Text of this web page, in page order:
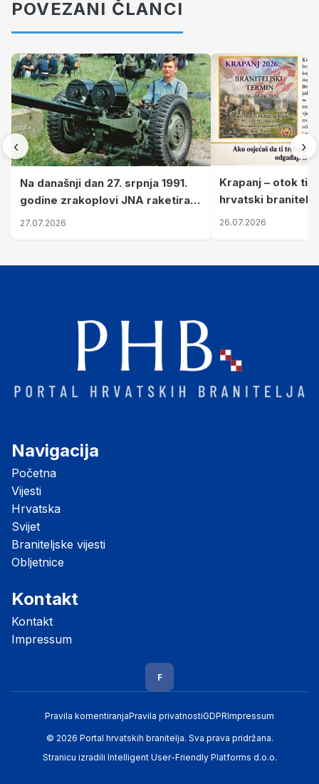
POVEZANI ČLANCI
‹
Na današnji dan 27. srpnja 1991.
godine zrakoplovi JNA raketirali
su vojarnu i obučni centar "Nikola
27.07.2026
Krapanj – otok
hrvatski branitelji
pronalaze mir
26.07.2026
›
Navigacija
Početna
Vijesti
Hrvatska
Svijet
Braniteljske vijesti
Obljetnice
Kontakt
Kontakt
Impressum
F
Pravila komentiranjaPravila privatnostiGDPRImpressum
© 2026 Portal hrvatskih branitelja. Sva prava pridržana.
Stranicu izradili Intelligent User-Friendly Platforms d.o.o.